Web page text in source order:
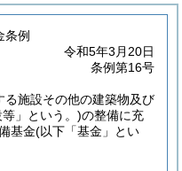
条例
令和5年3月20日
条例第16号
施設その他の建築物及び
」という。)の整備に充
基金(以下「基金」とい